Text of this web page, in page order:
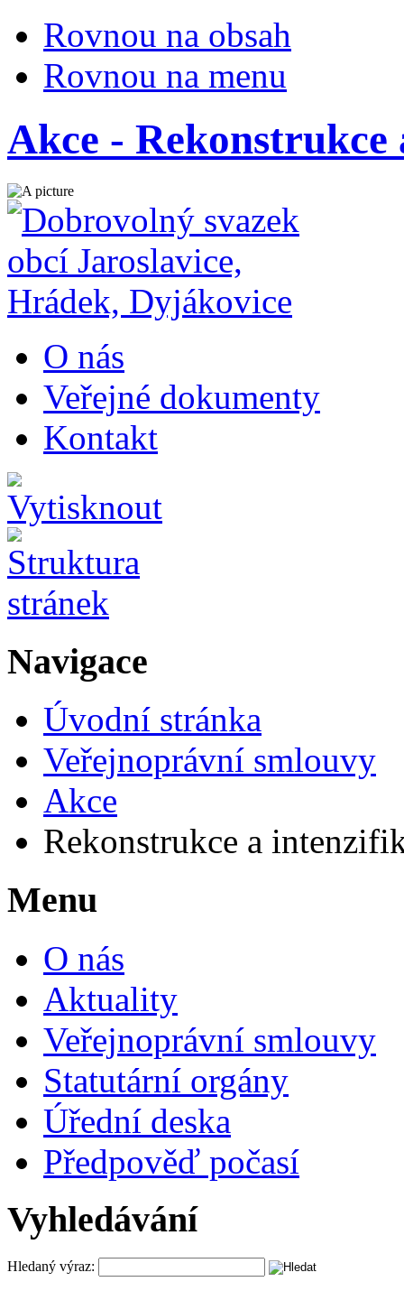
Rovnou na obsah
Rovnou na menu
Akce -
O nás
Veřejné dokumenty
Kontakt
Navigace
Úvodní stránka
Veřejnoprávní smlouvy
Akce
Rekonstrukce a
Menu
O nás
Aktuality
Veřejnoprávní smlouvy
Statutární orgány
Úřední deska
Předpověď počasí
Vyhledávání
Hledaný výraz: